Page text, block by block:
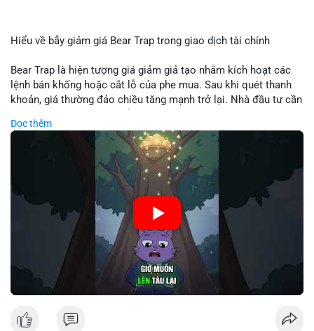
Hiểu về bẫy giảm giá Bear Trap trong giao dịch tài chính
Bear Trap là hiện tượng giá giảm giả tạo nhằm kích hoạt các
lệnh bán khống hoặc cắt lỗ của phe mua. Sau khi quét thanh
khoản, giá thường đảo chiều tăng mạnh trở lại. Nhà đầu tư cần
hóa điểm vào lệnh.
🎥 Xem video trực tiếp tại:
Nguồn: Cú Thông Thái
Đọc thêm